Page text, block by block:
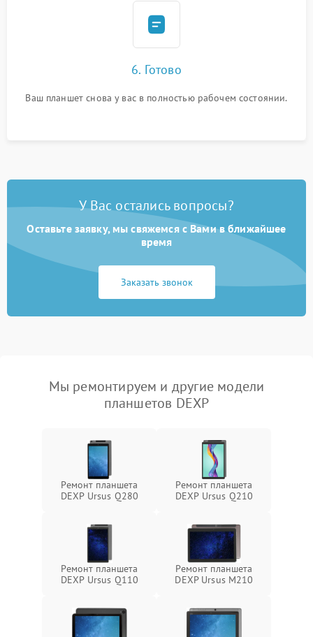
6. Готово
Ваш планшет снова у вас в полностью рабочем состоянии.
У Вас остались вопросы?
Оставьте заявку, мы свяжемся с Вами в ближайшее
время
Заказать звонок
Мы ремонтируем и другие модели
планшетов DEXP
Ремонт планшета
DEXP Ursus Q280
Ремонт планшета
DEXP Ursus Q210
Ремонт планшета
DEXP Ursus Q110
Ремонт планшета
DEXP Ursus M210